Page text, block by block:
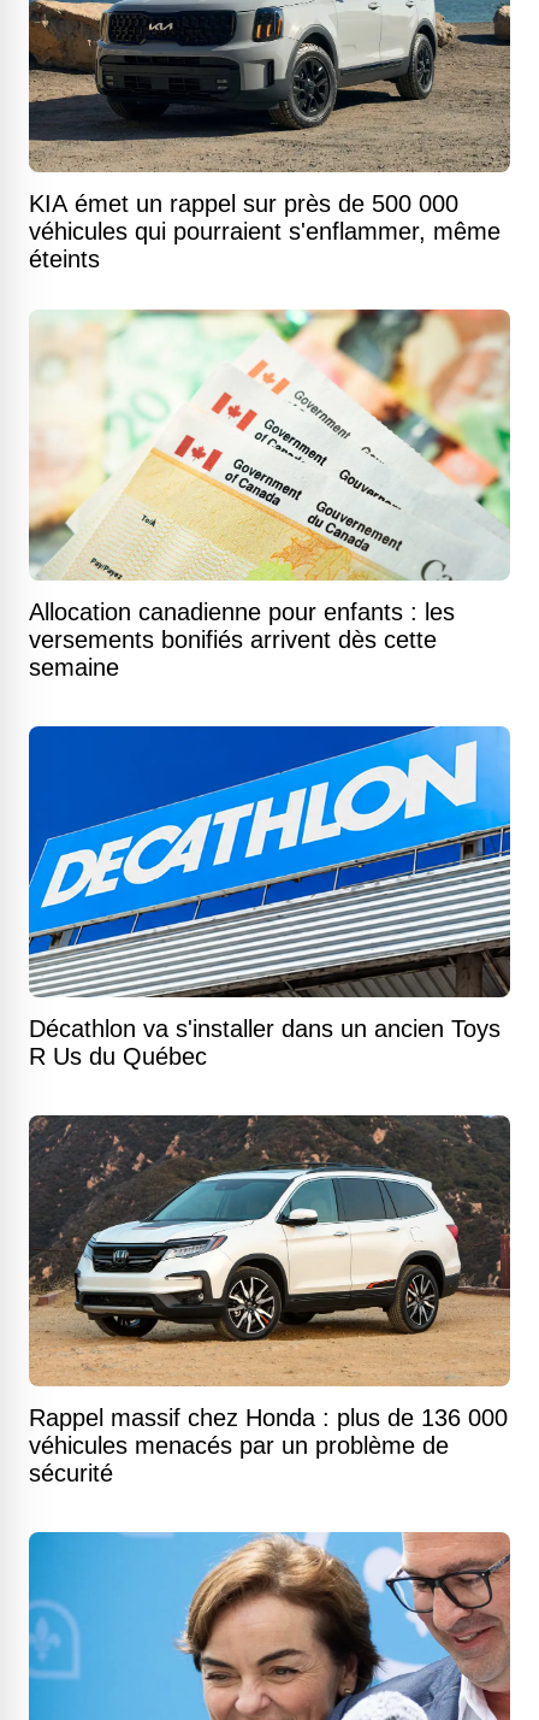
KIA émet un rappel sur près de 500 000
véhicules qui pourraient s'enflammer, même
éteints
Allocation canadienne pour enfants : les
versements bonifiés arrivent dès cette
semaine
Décathlon va s'installer dans un ancien Toys
R Us du Québec
Rappel massif chez Honda : plus de 136 000
véhicules menacés par un problème de
sécurité